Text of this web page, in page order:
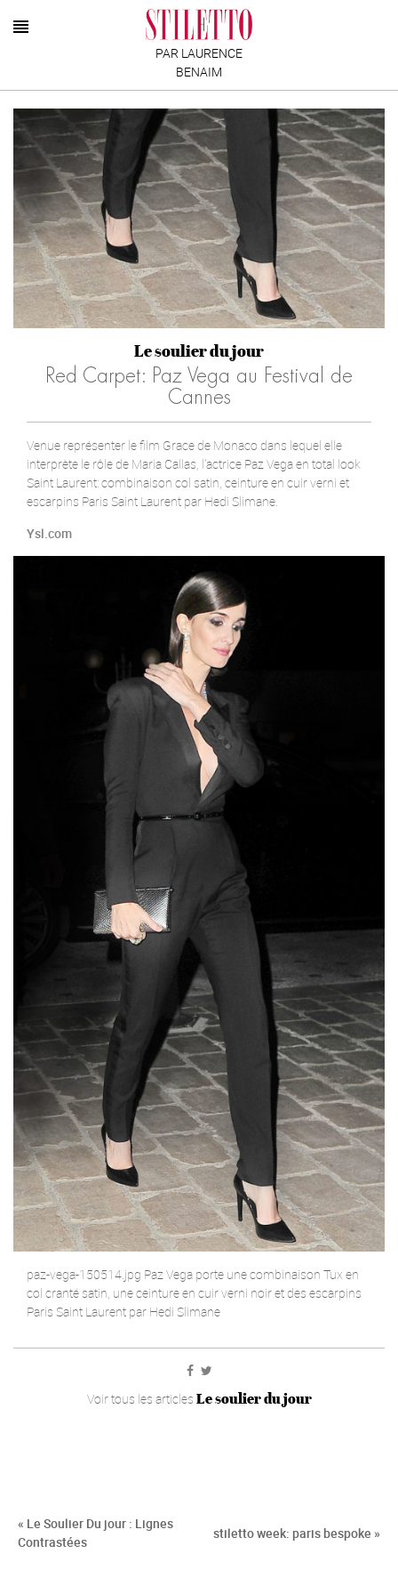
PAR LAURENCE
BENAIM
Le soulier du jour
Red Carpet: Paz Vega au Festival de
Cannes
Venue représenter le film Grace de Monaco dans lequel elle
interprète le rôle de Maria Callas, l'actrice Paz Vega en total look
Saint Laurent: combinaison col satin, ceinture en cuir verni et
escarpins Paris Saint Laurent par Hedi Slimane.
Ysl.com
paz-vega-150514.jpg Paz Vega porte une combinaison Tux en
col cranté satin, une ceinture en cuir verni noir et des escarpins
Paris Saint Laurent par Hedi Slimane
Voir tous les articles Le soulier du jour
« Le Soulier Du jour : Lignes
Contrastées
stiletto week: paris bespoke »